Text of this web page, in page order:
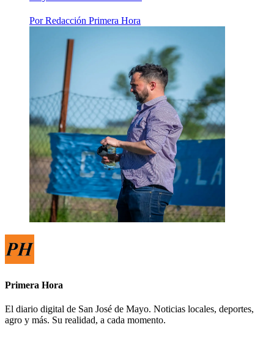
PorRedacción Primera Hora
Primera Hora
El diario digital de San José de Mayo. Noticias locales, deportes,
agro y más. Su realidad, a cada momento.